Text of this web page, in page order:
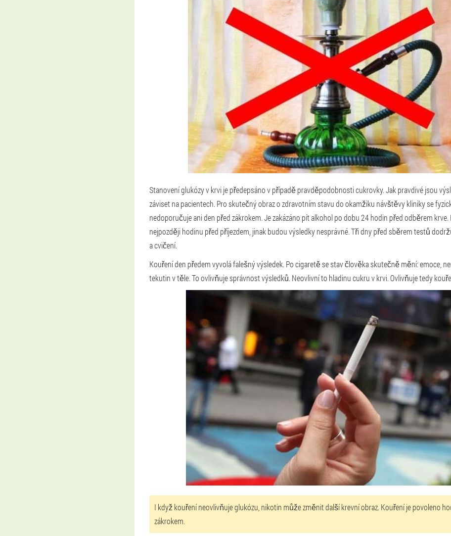
Stanovení glukózy v krvi je předepsáno v případě pravděpodobnosti cukrovky. Jak pravdivé jsou
záviset na pacientech. Pro skutečný obraz o zdravotním stavu do okamžiku návštěvy kliniky se
nedoporučuje ani den před zákrokem. Je zakázáno pít alkohol po dobu 24 hodin před odběrem
nejpozději hodinu před příjezdem, jinak budou výsledky nesprávné. Tři dny před sběrem testů
a cvičení.
Kouření den předem vyvolá falešný výsledek. Po cigaretě se stav člověka skutečně mění: emoce,
tekutin v těle. To ovlivňuje správnost výsledků. Neovlivní to hladinu cukru v krvi. Ovlivňuje tedy
I když kouření neovlivňuje glukózu, nikotin může změnit další krevní obraz. Kouření je povoleno
zákrokem.